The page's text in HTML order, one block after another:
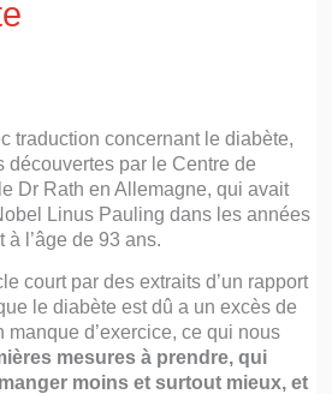
traduction concernant le diabète,
découvertes par le Centre de
Dr Rath en Allemagne, qui avait
Linus Pauling dans les années
à l’âge de 93 ans.
court par des extraits d’un rapport
le diabète est dû a un excès de
manque d’exercice, ce qui nous
mesures à prendre, qui
moins et surtout mieux, et